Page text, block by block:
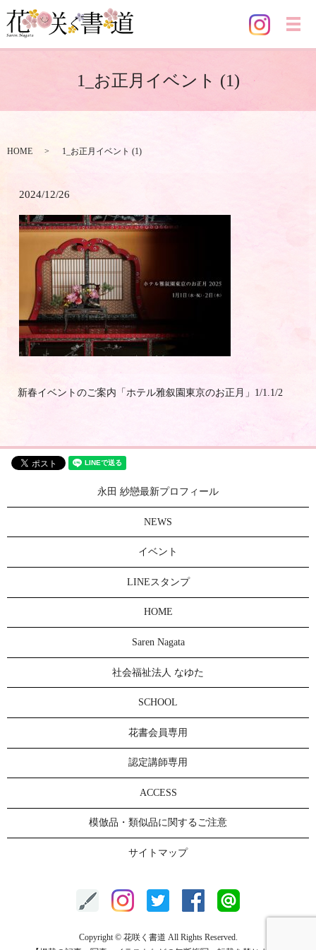
メ
1_お正月イベント (1)
HOME 1_お正月イベント (1)
2024/12/26
新春イベントのご案内「ホテル雅叙園東京のお正月」1/1.1/2
永田 紗戀最新プロフィール
NEWS
イベント
LINEスタンプ
HOME
Saren Nagata
社会福祉法人 なゆた
SCHOOL
花書会員専用
認定講師専用
ACCESS
模倣品・類似品に関するご注意
サイトマップ
Copyright © 花咲く書道 All Rights Reserved.